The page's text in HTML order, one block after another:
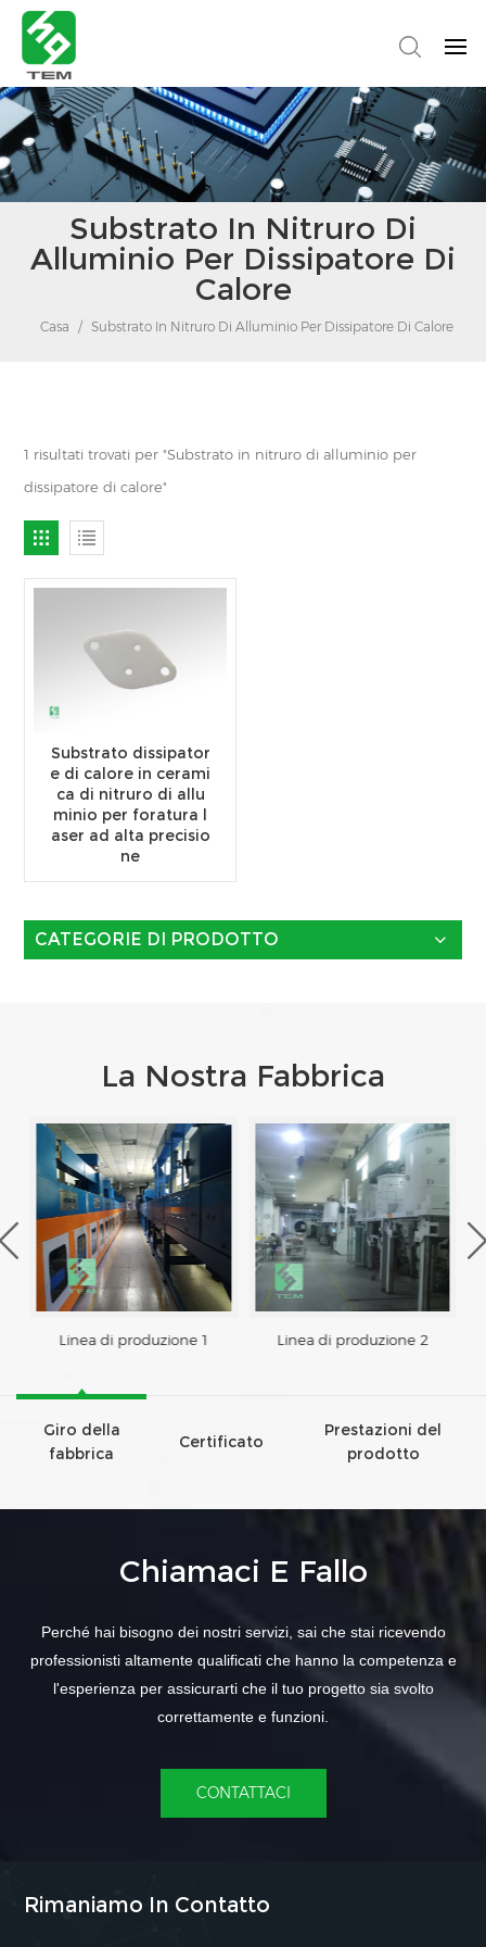
Substrato In Nitruro Di
Alluminio Per Dissipatore Di
Calore
Casa / Substrato In Nitruro Di Alluminio Per Dissipatore Di Calore
1 risultati trovati per "Substrato in nitruro di alluminio per
dissipatore di calore"
Substrato dissipator
e di calore in cerami
ca di nitruro di allu
minio per foratura l
aser ad alta precisio
ne
CATEGORIE DI PRODOTTO
La Nostra Fabbrica
Linea di produzione 1 Linea di produzione 2
Giro della
fabbrica
Certificato
Prestazioni del
prodotto
Chiamaci E Fallo
Perché hai bisogno dei nostri servizi, sai che stai ricevendo
professionisti altamente qualificati che hanno la competenza e
l'esperienza per assicurarti che il tuo progetto sia svolto
correttamente e funzioni.
CONTATTACI
Rimaniamo In Contatto